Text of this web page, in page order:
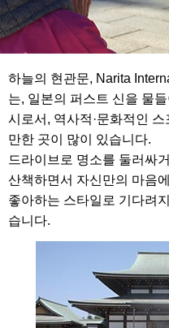
하늘의 현관문, Narita
는, 일본의 퍼스트 신을 물
시로서, 역사적·문화적인
만한 곳이 많이 있습니다.
드라이브로 명소를 둘러싸
산책하면서 자신만의 마음
좋아하는 스타일로 기다려
습니다.